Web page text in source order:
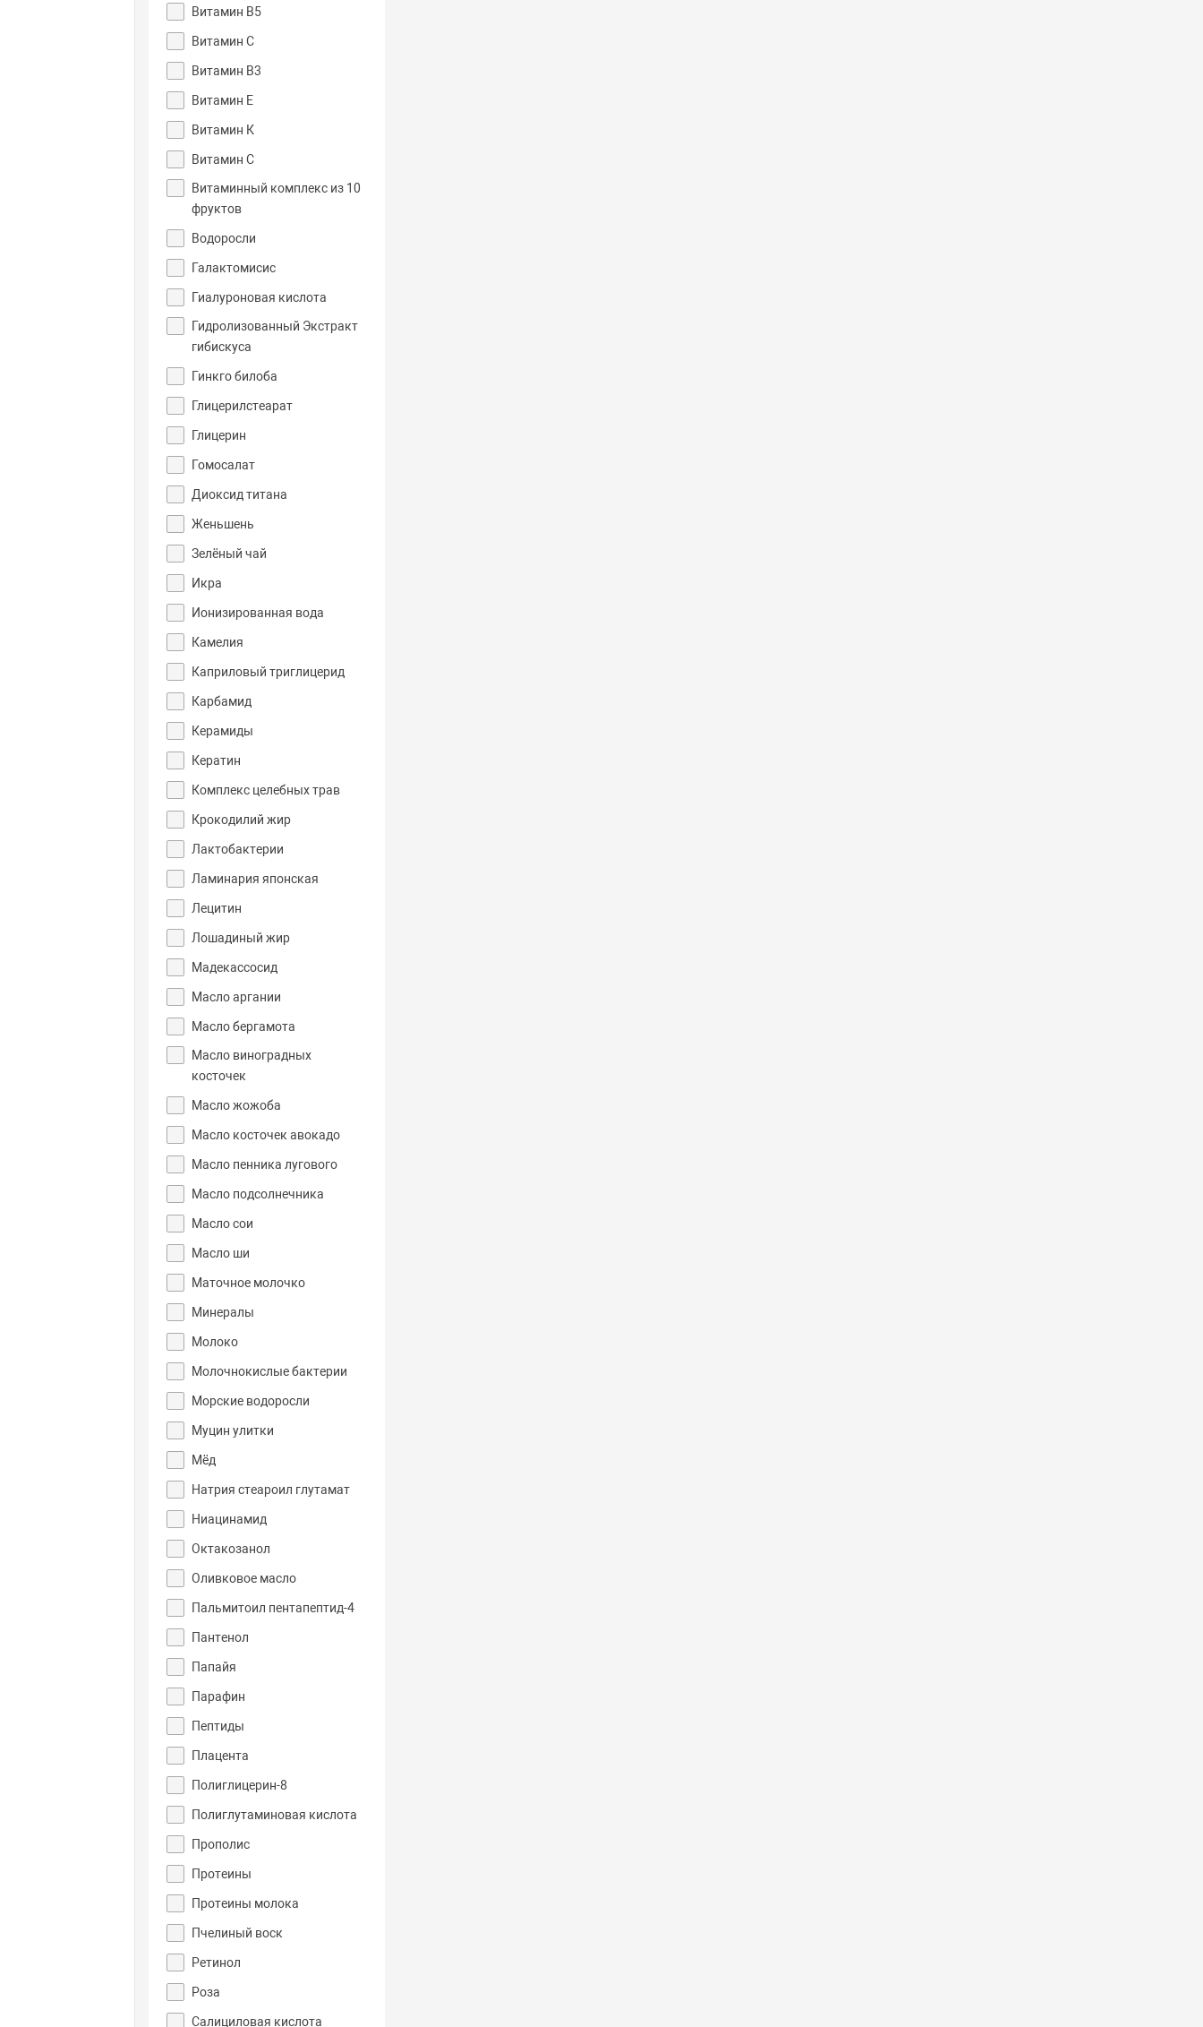
Витамин B5
Витамин C
Витамин В3
Витамин Е
Витамин К
Витамин С
Витаминный комплекс из 10
фруктов
Водоросли
Галактомисис
Гиалуроновая кислота
Гидролизованный Экстракт
гибискуса
Гинкго билоба
Глицерилстеарат
Глицерин
Гомосалат
Диоксид титана
Женьшень
Зелёный чай
Икра
Ионизированная вода
Камелия
Каприловый триглицерид
Карбамид
Керамиды
Кератин
Комплекс целебных трав
Крокодилий жир
Лактобактерии
Ламинария японская
Лецитин
Лошадиный жир
Мадекассосид
Масло аргании
Масло бергамота
Масло виноградных
косточек
Масло жожоба
Масло косточек авокадо
Масло пенника лугового
Масло подсолнечника
Масло сои
Масло ши
Маточное молочко
Минералы
Молоко
Молочнокислые бактерии
Морские водоросли
Муцин улитки
Мёд
Натрия стеароил глутамат
Ниацинамид
Октакозанол
Оливковое масло
Пальмитоил пентапептид-4
Пантенол
Папайя
Парафин
Пептиды
Плацента
Полиглицерин-8
Полиглутаминовая кислота
Прополис
Протеины
Протеины молока
Пчелиный воск
Ретинол
Роза
Салициловая кислота